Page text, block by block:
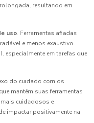
resultando em
uso. Ferramentas afiadas
e menos exaustivo.
especialmente em tarefas que
do cuidado com os
mantêm suas ferramentas
cuidadosos e
impactar positivamente na